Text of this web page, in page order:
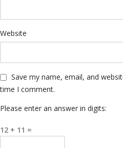
Website
Save my name, email, and
time I comment.
Please enter an answer in digits:
12 + 11 =